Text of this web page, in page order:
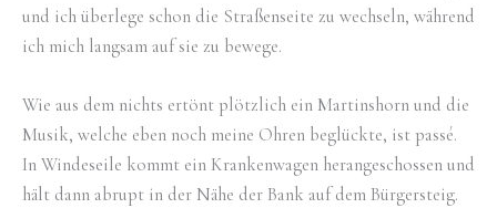
und ich überlege schon die Straßenseite zu wechseln, während
ich mich langsam auf sie zu bewege.
Wie aus dem nichts ertönt plötzlich ein Martinshorn und die
Musik, welche eben noch meine Ohren beglückte, ist passé.
In Windeseile kommt ein Krankenwagen herangeschossen und
hält dann abrupt in der Nähe der Bank auf dem Bürgersteig.